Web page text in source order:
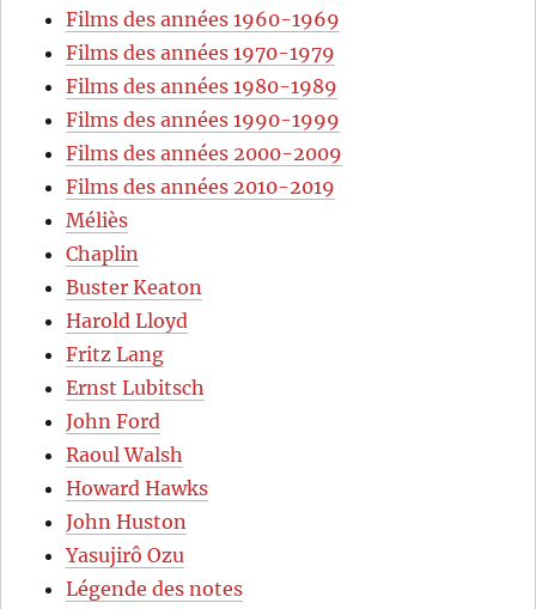
Films des années 1960-1969
Films des années 1970-1979
Films des années 1980-1989
Films des années 1990-1999
Films des années 2000-2009
Films des années 2010-2019
Méliès
Chaplin
Buster Keaton
Harold Lloyd
Fritz Lang
Ernst Lubitsch
John Ford
Raoul Walsh
Howard Hawks
John Huston
Yasujirô Ozu
Légende des notes